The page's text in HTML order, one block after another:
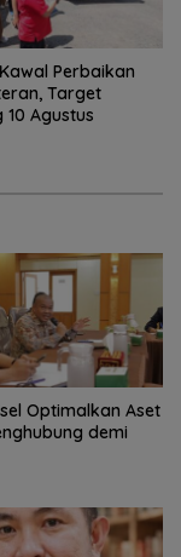
Perbaikan
Target
10 Agustus
Optimalkan Aset
demi